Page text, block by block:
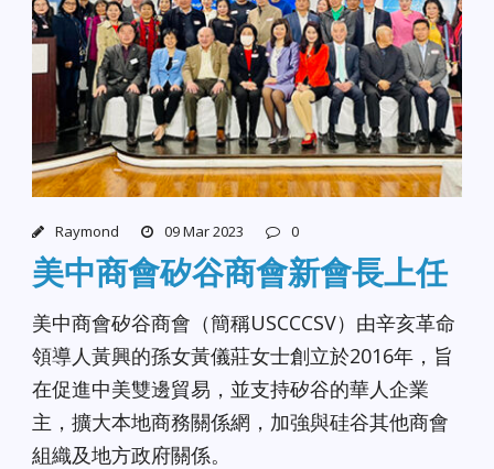
Raymond 09 Mar 2023 0
美中商會矽谷商會新會長上任
美中商會矽谷商會（簡稱USCCCSV）由辛亥革命
領導人黃興的孫女黃儀莊女士創立於2016年，旨
在促進中美雙邊貿易，並支持矽谷的華人企業
主，擴大本地商務關係網，加強與硅谷其他商會
組織及地方政府關係。